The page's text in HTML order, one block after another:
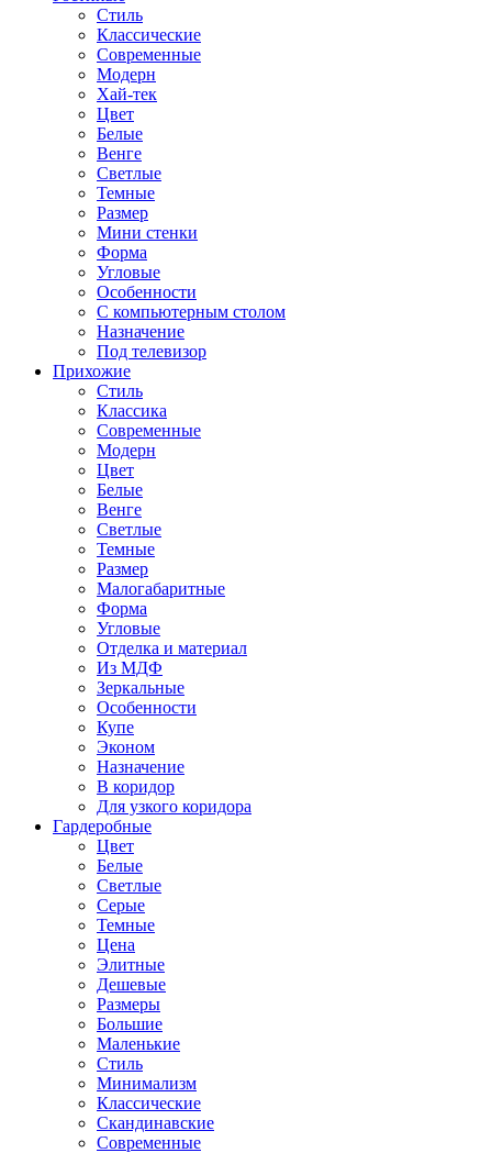
Стиль
Классические
Современные
Модерн
Хай-тек
Цвет
Белые
Венге
Светлые
Темные
Размер
Мини стенки
Форма
Угловые
Особенности
С компьютерным столом
Назначение
Под телевизор
Прихожие
Стиль
Классика
Современные
Модерн
Цвет
Белые
Венге
Светлые
Темные
Размер
Малогабаритные
Форма
Угловые
Отделка и материал
Из МДФ
Зеркальные
Особенности
Купе
Эконом
Назначение
В коридор
Для узкого коридора
Гардеробные
Цвет
Белые
Светлые
Серые
Темные
Цена
Элитные
Дешевые
Размеры
Большие
Маленькие
Стиль
Минимализм
Классические
Скандинавские
Современные